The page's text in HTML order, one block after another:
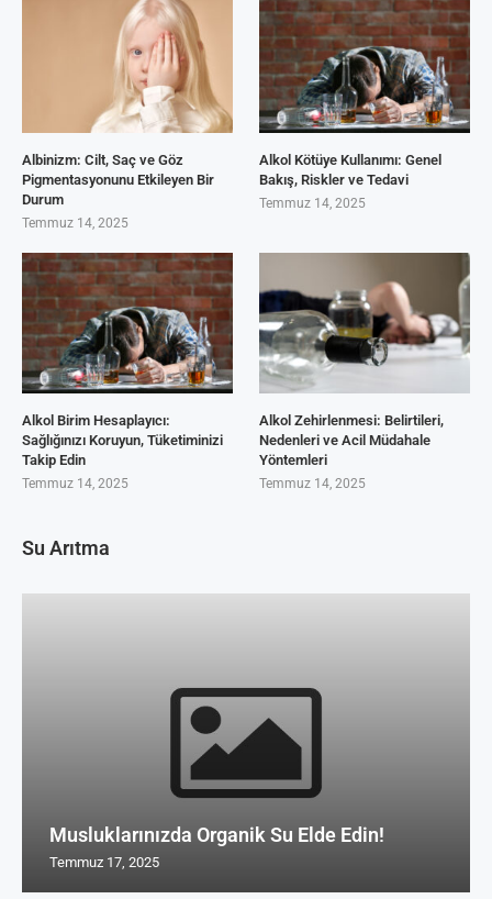
Albinizm: Cilt, Saç ve Göz
Pigmentasyonunu Etkileyen Bir
Durum
Temmuz 14, 2025
Alkol Kötüye Kullanımı: Genel
Bakış, Riskler ve Tedavi
Temmuz 14, 2025
Alkol Birim Hesaplayıcı:
Sağlığınızı Koruyun, Tüketiminizi
Takip Edin
Temmuz 14, 2025
Alkol Zehirlenmesi: Belirtileri,
Nedenleri ve Acil Müdahale
Yöntemleri
Temmuz 14, 2025
Su Arıtma
Musluklarınızda Organik Su Elde Edin!
Temmuz 17, 2025